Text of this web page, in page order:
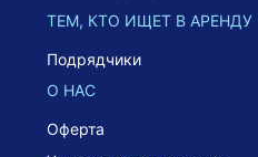
ТЕМ, КТО ИЩЕТ В АРЕНДУ
Подрядчики
О НАС
Оферта